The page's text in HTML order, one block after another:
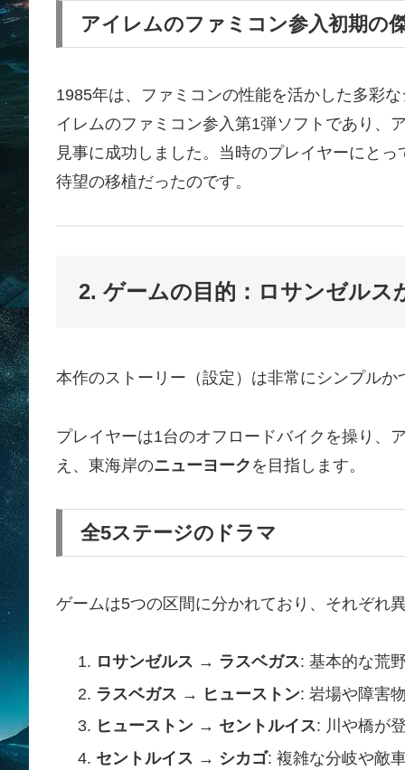
アイレムのファミコン参入初期の
1985年は、ファミコンの性能を活かした多彩
イレムのファミコン参入第1弾ソフトであり、
見事に成功しました。当時のプレイヤーにと
待望の移植だったのです。
2. ゲームの目的：ロサンゼル
本作のストーリー（設定）は非常にシンプルか
プレイヤーは1台のオフロードバイクを操り、
え、東海岸のニューヨーク を目指します。
全5ステージのドラマ
ゲームは5つの区間に分かれており、それぞれ
ロサンゼルス → ラスベガス: 基本的な荒
ラスベガス → ヒューストン: 岩場や障害
ヒューストン → セントルイス: 川や橋が
セントルイス → シカゴ: 複雑な分岐や敵